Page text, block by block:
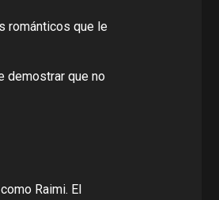
románticos que le
demostrar que no
Raimi. El